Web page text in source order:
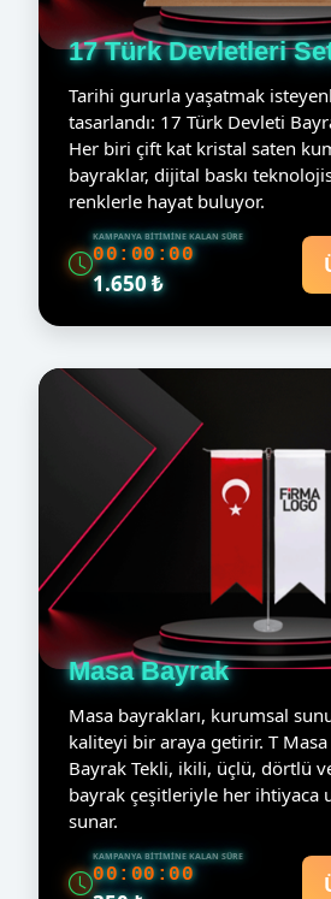
17 Türk Devletleri
Tarihi gururla yaşatmak
tasarlandı: 17 Türk Devleti
Her biri çift kat kristal saten
bayraklar, dijital baskı
renklerle hayat buluyor.
KAMPANYA BITIMINE KALAN SÜRE
00:00:00
1.650 ₺
Masa Bayrak
Masa bayrakları, kurumsal
kaliteyi bir araya getirir. T
Bayrak Tekli, ikili, üçlü, dörtlü
bayrak çeşitleriyle her ihtiyaca
sunar.
KAMPANYA BITIMINE KALAN SÜRE
00:00:00